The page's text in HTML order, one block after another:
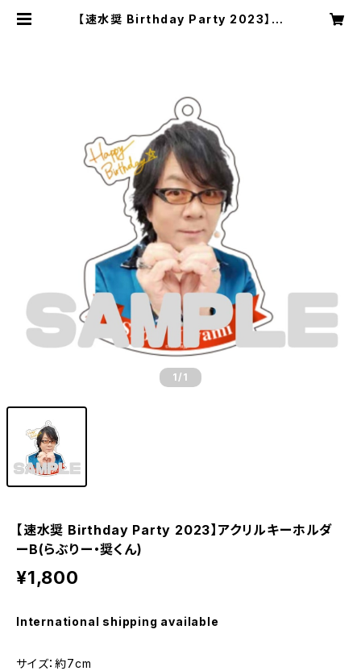
【速水奨 Birthday Party 2023】ア
1 /1
【速水奨 Birthday Party 2023】アクリルキーホルダ
ーB(らぶりー・奨くん)
¥1,800
International shipping available
サイズ：約7cm